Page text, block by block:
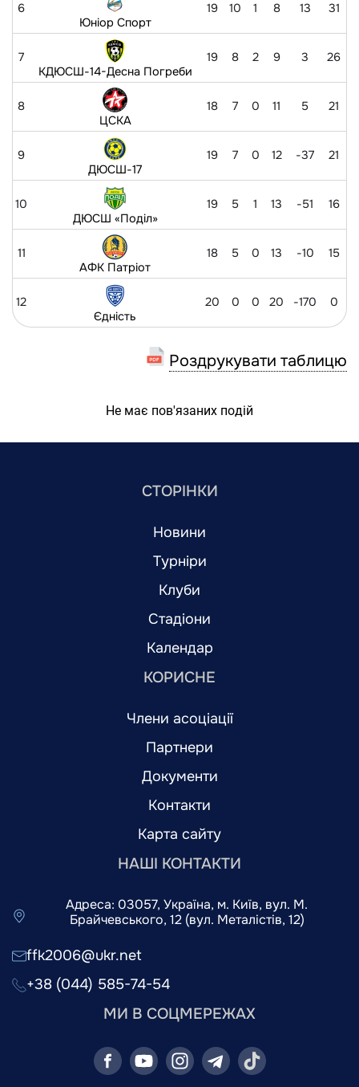
6
Юніор Спорт
19 10 1 8 13 31
7
КДЮСШ-14-Десна Погреби
19 8 2 9 3 26
8
ЦСКА
18 7 0 11 5 21
9
ДЮСШ-17
19 7 0 12 -37 21
10
ДЮСШ «Поділ»
19 5 1 13 -51 16
11
АФК Патріот
18 5 0 13 -10 15
12
Єдність
20 0 0 20 -170 0
Роздрукувати таблицю
Не має пов'язаних подій
СТОРІНКИ
Новини
Турніри
Клуби
Стадіони
Календар
КОРИСНЕ
Члени асоціації
Партнери
Документи
Контакти
Карта сайту
НАШІ КОНТАКТИ
Адреса: 03057, Україна, м. Київ, вул. М.
Брайчевського, 12 (вул. Металістів, 12)
ffk2006@ukr.net
+38 (044) 585-74-54
МИ В СОЦМЕРЕЖАХ